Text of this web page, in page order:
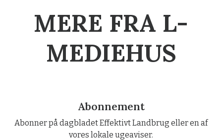
MERE FRA L-
MEDIEHUS
Abonnement
Abonner på dagbladet Effektivt Landbrug eller en af
vores lokale ugeaviser.